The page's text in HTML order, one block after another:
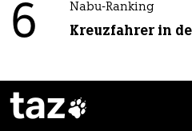
6 Nabu-Ranking
Kreuzfahrer in
taz